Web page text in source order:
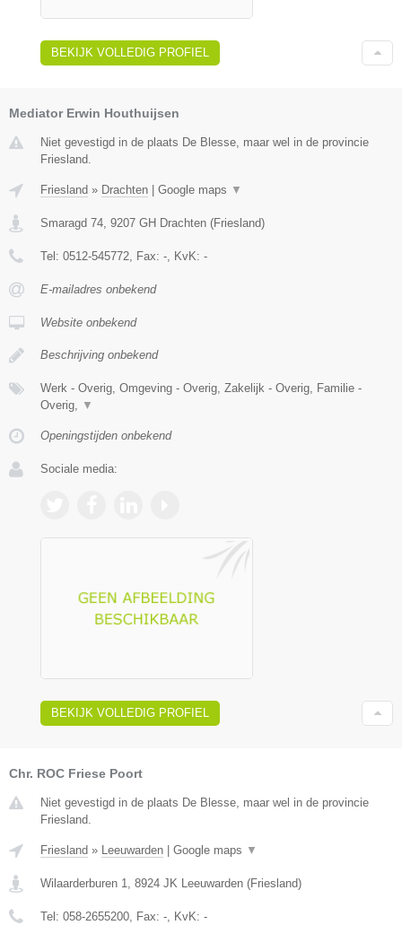
BEKIJK VOLLEDIG PROFIEL
Mediator Erwin Houthuijsen
Niet gevestigd in de plaats De Blesse, maar wel in de provincie
Friesland.
Friesland » Drachten | Google maps ▼
Smaragd 74 9207 GH Drachten (Friesland)
Tel: 0512-545772 , Fax: - , KvK: -
E-mailadres onbekend
Website onbekend
Beschrijving onbekend
Werk - Overig, Omgeving - Overig, Zakelijk - Overig, Familie -
Overig,
▼
Openingstijden onbekend
Sociale media:
BEKIJK VOLLEDIG PROFIEL
Chr. ROC Friese Poort
Niet gevestigd in de plaats De Blesse, maar wel in de provincie
Friesland.
Friesland » Leeuwarden Google maps ▼
Wilaarderburen 1, 8924 JK Leeuwarden (Friesland)
Tel: 058-2655200, Fax: -, KvK: -